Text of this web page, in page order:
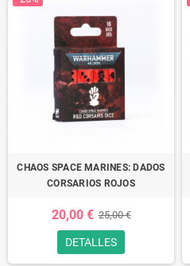
CHAOS SPACE MARINES: DADOS
CORSARIOS ROJOS
20,00 € 25,00 €
DETALLES